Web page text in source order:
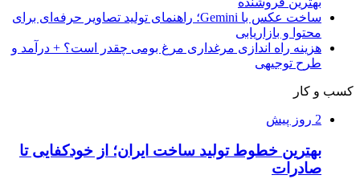
ساخت عکس با Gemini؛ راهنمای تولید تصاویر حرفه‌ای برای
محتوا و بازاریابی
هزینه راه اندازی مرغداری مرغ بومی چقدر است؟ + درآمد و
طرح توجیهی
کسب و کار
2 روز پیش
بهترین خطوط تولید ساخت ایران؛ از خودکفایی تا
صادرات